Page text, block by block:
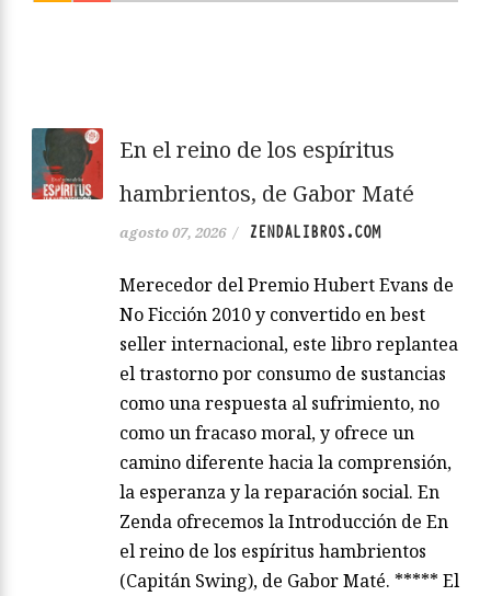
En el reino de los espíritus
hambrientos, de Gabor Maté
agosto 07, 2026 / ZENDALIBROS.COM
Merecedor del Premio Hubert Evans de
No Ficción 2010 y convertido en best
seller internacional, este libro replantea
el trastorno por consumo de sustancias
como una respuesta al sufrimiento, no
como un fracaso moral, y ofrece un
camino diferente hacia la comprensión,
la esperanza y la reparación social. En
Zenda ofrecemos la Introducción de En
el reino de los espíritus hambrientos
(Capitán Swing), de Gabor Maté. ***** El